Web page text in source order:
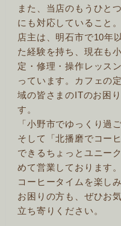
また、当店のもうひと
にも対応していること。
店主は、明石市で10年
た経験を持ち、現在も
定・修理・操作レッス
っています。カフェの
域の皆さまのITのお困
す。
「小野市でゆっくり過
そして「北播磨でコー
できるちょっとユニー
めて営業しております。
コーヒータイムを楽し
お困りの方も、ぜひお
立ち寄りください。